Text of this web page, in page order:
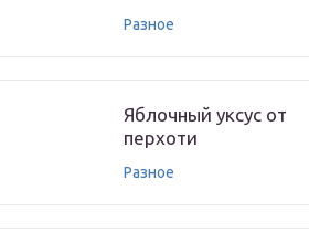
Разное
Яблочный уксус от
перхоти
Разное